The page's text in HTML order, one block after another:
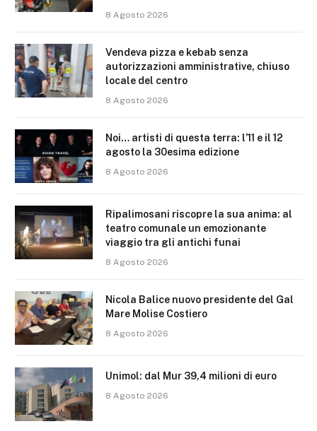
8 Agosto 2026
Vendeva pizza e kebab senza
autorizzazioni amministrative, chiuso
locale del centro
8 Agosto 2026
Noi… artisti di questa terra: l’11 e il 12
agosto la 30esima edizione
8 Agosto 2026
Ripalimosani riscopre la sua anima: al
teatro comunale un emozionante
viaggio tra gli antichi funai
8 Agosto 2026
Nicola Balice nuovo presidente del Gal
Mare Molise Costiero
8 Agosto 2026
Unimol: dal Mur 39,4 milioni di euro
8 Agosto 2026